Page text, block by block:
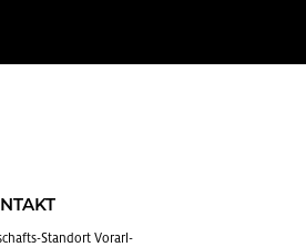
Stand­ort Vor­arl­